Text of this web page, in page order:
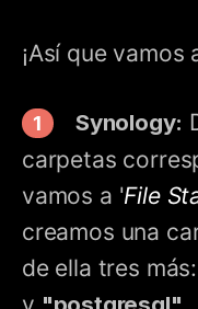
¡Así que vamos
Synology:
carpetas
vamos a 'File
creamos una
de ella tres